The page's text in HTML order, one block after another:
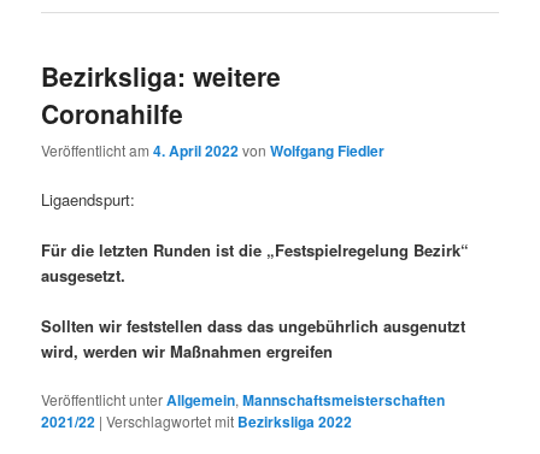
Bezirksliga: weitere
Coronahilfe
Veröffentlicht am4. April 2022vonWolfgang Fiedler
Ligaendspurt:
Für die letzten Runden ist die „Festspielregelung Bezirk“
ausgesetzt.
Sollten wir feststellen dass das ungebührlich ausgenutzt
wird, werden wir Maßnahmen ergreifen
Veröffentlicht unterAllgemein,Mannschaftsmeisterschaften
2021/22 |Verschlagwortet mit Bezirksliga 2022